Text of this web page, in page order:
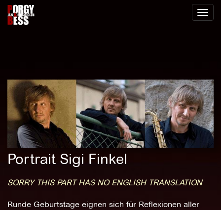
Toggle
Portrait Sigi Finkel
SORRY THIS PART HAS NO ENGLISH TRANSLATION
Runde Geburtstage eignen sich für Reflexionen aller